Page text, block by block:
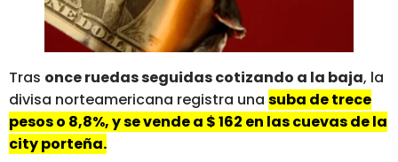
Tras once ruedas seguidas cotizando a la baja, la
divisa norteamericana registra una suba de trece
pesos o 8,8%, y se vende a $ 162 en las cuevas de la
city porteña.